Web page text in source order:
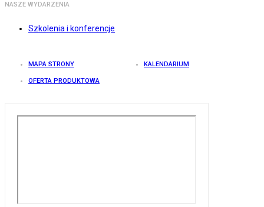
NASZE WYDARZENIA
Szkolenia i konferencje
MAPA STRONY KALENDARIUM
OFERTA PRODUKTOWA